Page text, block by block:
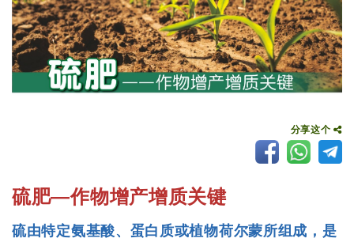
分享这个
硫肥—作物增产增质关键
硫由特定氨基酸、蛋白质或植物荷尔蒙所组成，是